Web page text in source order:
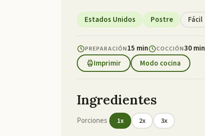
Estados Unidos Postre Fácil
PREPARACIÓN15 min COCCIÓN30 min
Imprimir
Modo cocina
Ingredientes
Porciones 1x 2x 3x